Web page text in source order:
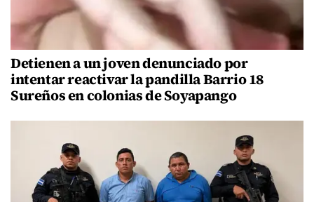
Detienen a un joven denunciado por
intentar reactivar la pandilla Barrio 18
Sureños en colonias de Soyapango